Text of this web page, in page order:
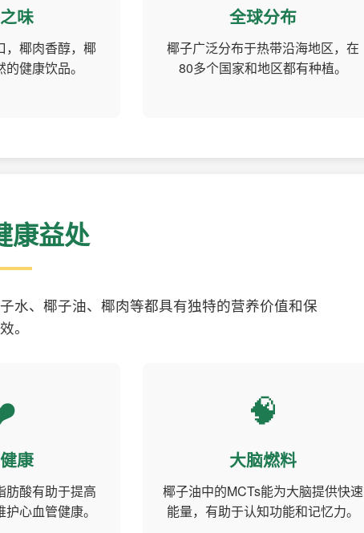
味
，椰肉香醇，椰
健康饮品。
全球分布
椰子广泛分布于热带沿海地区，在
80多个国家和地区都有种植。
康益处
水、椰子油、椰肉等都具有独特的营养价值和保
。
康
肪酸有助于提高
心血管健康。
🧠
大脑燃料
椰子油中的MCTs能为大脑提供快速
能量，有助于认知功能和记忆力。